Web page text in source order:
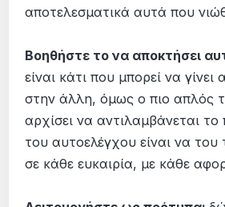
αποτελεσματικά αυτά που
Βοηθήστε το να αποκτήσει
είναι κάτι που μπορεί να
στην άλλη, όμως ο πιο απλός
αρχίσει να αντιλαμβάνεται το
του αυτοελέγχου είναι να του
σε κάθε ευκαιρία, με κάθε